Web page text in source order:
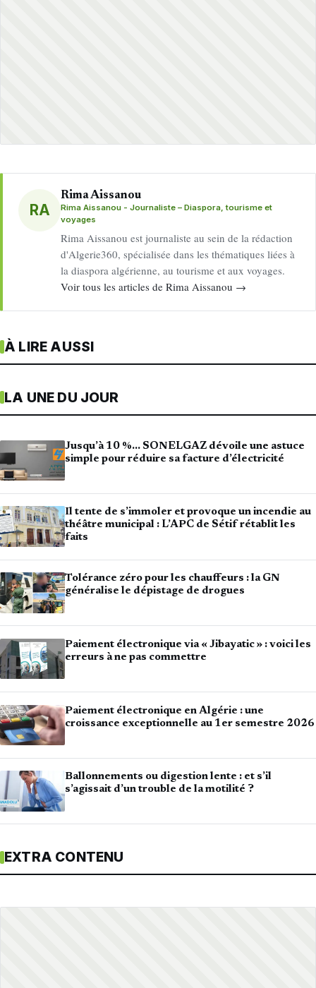
RA
Rima Aissanou
Rima Aissanou - Journaliste – Diaspora, tourisme et
voyages
Rima Aissanou est journaliste au sein de la rédaction
d'Algerie360, spécialisée dans les thématiques liées à
la diaspora algérienne, au tourisme et aux voyages.
Voir tous les articles de Rima Aissanou →
À LIRE AUSSI
LA UNE DU JOUR
Jusqu’à 10 %… SONELGAZ dévoile une astuce
simple pour réduire sa facture d’électricité
Il tente de s’immoler et provoque un incendie au
théâtre municipal : L’APC de Sétif rétablit les
faits
Tolérance zéro pour les chauffeurs : la GN
généralise le dépistage de drogues
Paiement électronique via « Jibayatic » : voici les
erreurs à ne pas commettre
Paiement électronique en Algérie : une
croissance exceptionnelle au 1er semestre 2026
Ballonnements ou digestion lente : et s’il
s’agissait d’un trouble de la motilité ?
EXTRA CONTENU